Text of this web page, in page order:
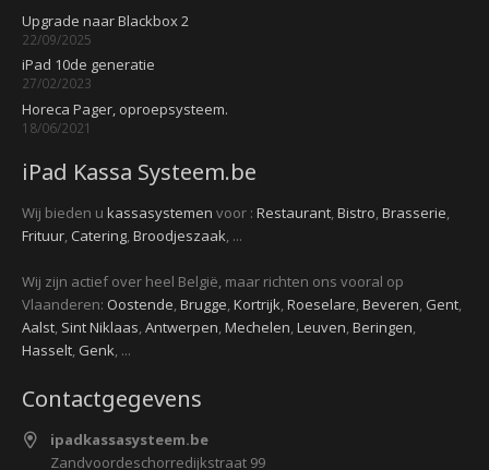
Upgrade naar Blackbox 2
22/09/2025
iPad 10de generatie
27/02/2023
Horeca Pager, oproepsysteem.
18/06/2021
iPad Kassa Systeem.be
Wij bieden u kassasystemen voor : Restaurant,Bistro,Brasserie,
Frituur, Catering,Broodjeszaak, ...
Wij zijn actief over heel België, maar richten ons vooral op
Vlaanderen: Oostende,Brugge,Kortrijk,Roeselare,Beveren, Gent,
Aalst, Sint Niklaas,Antwerpen,Mechelen,Leuven,Beringen,
Hasselt, Genk, ...
Contactgegevens
ipadkassasysteem.be
Zandvoordeschorredijkstraat 99